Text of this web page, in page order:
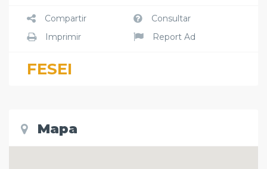
Compartir
Consultar
Imprimir
Report Ad
FESEI
Mapa